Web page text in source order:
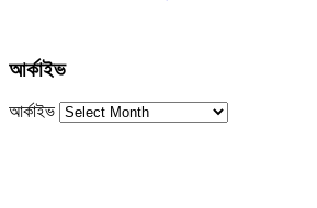
আর্কাইভ
আর্কাইভ